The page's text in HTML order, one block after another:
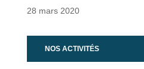
28 mars 2020
NOS ACTIVITÉS